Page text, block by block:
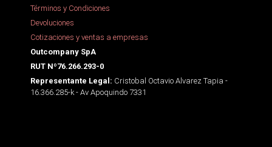
Términos y Condiciones
Devoluciones
Cotizaciones y ventas a empresas
Outcompany SpA
RUT Nº76.266.293-0
Representante Legal: Cristobal Octavio Alvarez Tapia -
16.366.285-k - Av Apoquindo 7331